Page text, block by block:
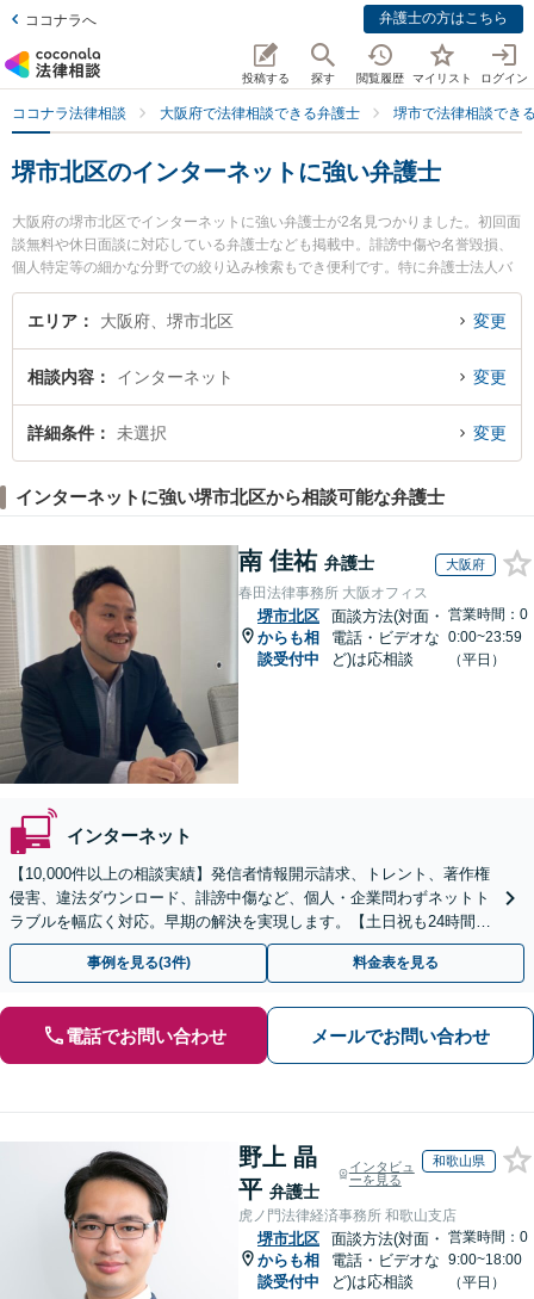
ココナラへ 弁護士の方はこちら
投稿する 探す 閲覧履歴 マイリスト ログイン
ココナラ法律相談 大阪府で法律相談できる弁護士 堺市で法律相談でき
堺市北区のインターネットに強い弁護士
大阪府の堺市北区でインターネットに強い弁護士が2名見つかりました。初回面
談無料や休日面談に対応している弁護士なども掲載中。誹謗中傷や名誉毀損、
個人特定等の細かな分野での絞り込み検索もでき便利です。特に弁護士法人バ
ディ 堺なかもず事務所の野口 直人弁護士や河内総合法律事務所の廣田 亘弁護
士のプロフィール情報や弁護士費用、強みなどが注目されています。『堺市北
たい』『初回相談無料でインターネットを法律相談できる堺市北区内の弁護士
に相談予約したい』などでお困りの相談者さんにおすすめです。
エリア 大阪府、堺市北区 変更
相談内容 インターネット 変更
詳細条件 未選択 変更
インターネットに強い堺市北区から相談可能な弁護士
南 佳祐 弁護士 大阪府
春田法律事務所 大阪オフィス
堺市北区
からも相
談受付中
面談方法(対面・
電話・ビデオな
ど)は応相談
営業時間：0
0:00~23:59
（平日）
インターネット
【10,000件以上の相談実績】発信者情報開示請求、トレント、著作権
侵害、違法ダウンロード、誹謗中傷など、個人・企業問わずネットト
ラブルを幅広く対応。早期の解決を実現します。【土日祝も24時間受
付／初回相談無料】
事例を見る(3件) 料金表を見る
電話でお問い合わせ メールでお問い合わせ
野上 晶
平 弁護士
インタビュ
ーを見る
和歌山県
虎ノ門法律経済事務所 和歌山支店
堺市北区
からも相
談受付中
面談方法(対面・
電話・ビデオな
ど)は応相談
営業時間：0
9:00~18:00
（平日）